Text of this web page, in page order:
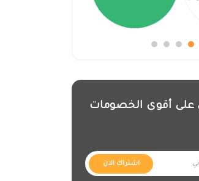
أقوى الخصومات
اشتراك الان